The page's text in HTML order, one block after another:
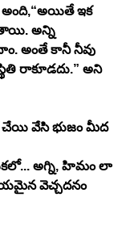
అంది,“అయితే ఇక
అన్ని
అంతే కానీ నీవు
రాకూడదు.” అని
వేసి భుజం మీద
అగ్ని, హిమం లా
వెచ్చదనం